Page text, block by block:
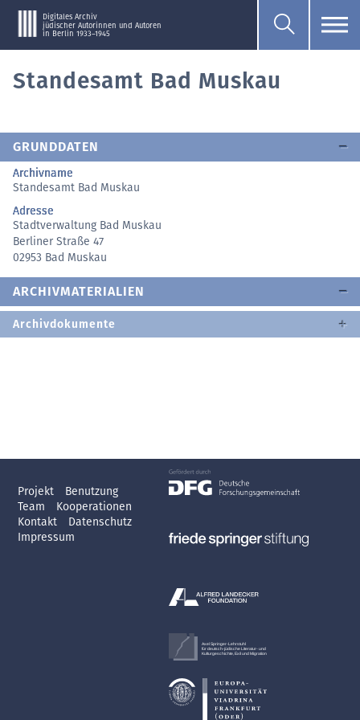
Digitales Archiv
jüdischer Autorinnen und Autoren
in Berlin 1933–1945
Standesamt Bad Muskau
GRUNDDATEN
Archivname
Standesamt Bad Muskau
Adresse
Stadtverwaltung Bad Muskau
Berliner Straße 47
02953 Bad Muskau
ARCHIVMATERIALIEN
Archivdokumente
Projekt
Benutzung
Team
Kooperationen
Kontakt
Datenschutz
Impressum
Axel Springer-Lehrstuhl
für deutsch-jüdische Literatur- und
Kulturgeschichte, Exil und Migration